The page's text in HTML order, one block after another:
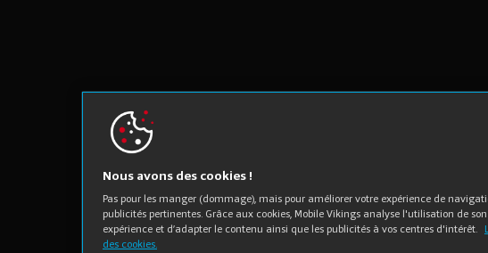
Nous avons des cookies !
Pas pour les manger (dommage), mais pour améliorer votre expérience de
publicités pertinentes. Grâce aux cookies, Mobile Vikings analyse l'utilisation de
expérience et d’adapter le contenu ainsi que les publicités à vos centres d'intérêt.
des cookies.